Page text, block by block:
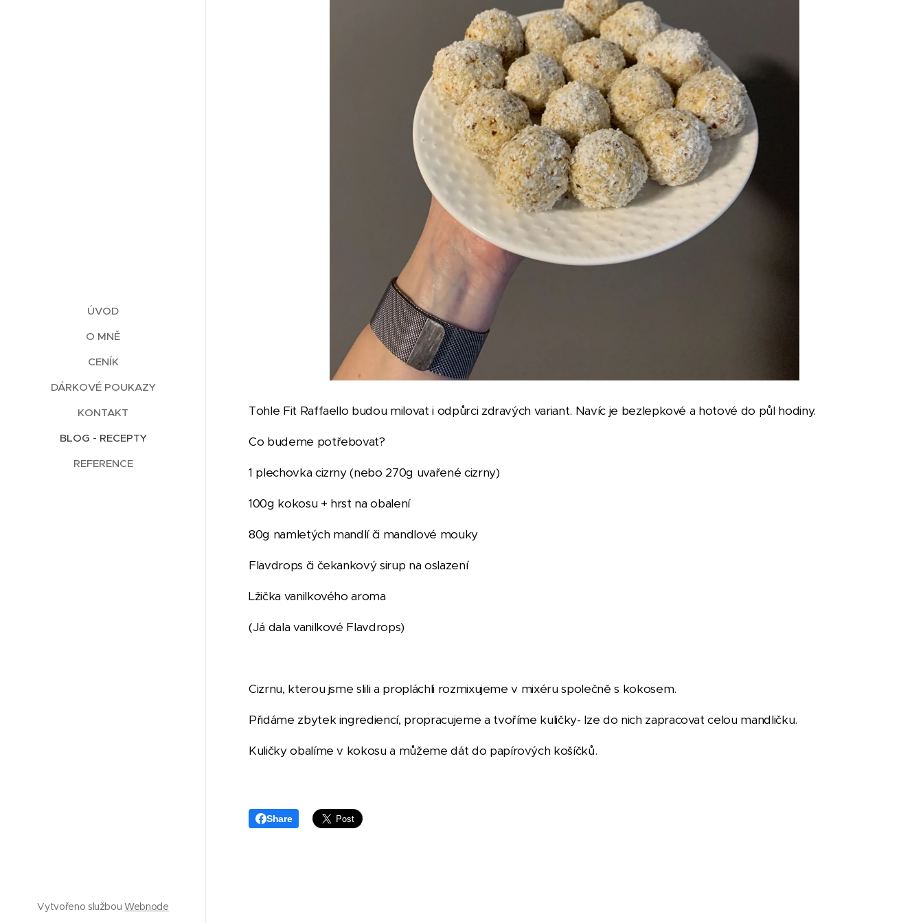
ÚVOD
O MNĚ
CENÍK
DÁRKOVÉ POUKAZY
KONTAKT
BLOG - RECEPTY
REFERENCE
Tohle Fit Raffaello budou milovat i odpůrci zdravých variant. Navíc je bezlepkové a hotové do půl hodiny.
Co budeme potřebovat?
1 plechovka cizrny (nebo 270g uvařené cizrny)
100g kokosu + hrst na obalení
80g namletých mandlí či mandlové mouky
Flavdrops či čekankový sirup na oslazení
Lžička vanilkového aroma
(Já dala vanilkové Flavdrops)
Cizrnu, kterou jsme slili a propláchli rozmixujeme v mixéru společně s kokosem.
Přidáme zbytek ingrediencí, propracujeme a tvoříme kuličky- lze do nich zapracovat celou mandličku.
Kuličky obalíme v kokosu a můžeme dát do papírových košíčků.
Share
Vytvořeno službouWebnode